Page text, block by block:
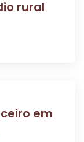
rural
em